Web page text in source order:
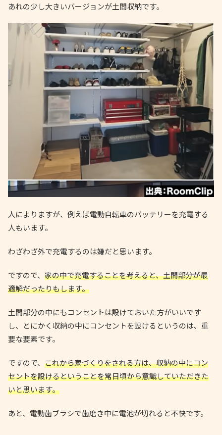
あれの少し大きいバージョンが土間収納です。
人によりますが、例えば電動自転車のバッテリーを充電する
人もいます。
わざわざ外で充電するのは嫌だと思います。
ですので、 家の中で充電することを考えると、土間部分が最
適解だったりもします。
土間部分の中にもコンセントは設けておいた方がいいです
し、とにかく収納の中にコンセントを設けるというのは、重
要な要素です。
ですので、 これから家づくりをされる方は、収納の中にコン
セントを設けるということを常日頃から意識していただきた
いと思います。
あと、電動歯ブラシで歯磨き中に電池が切れると不快です。